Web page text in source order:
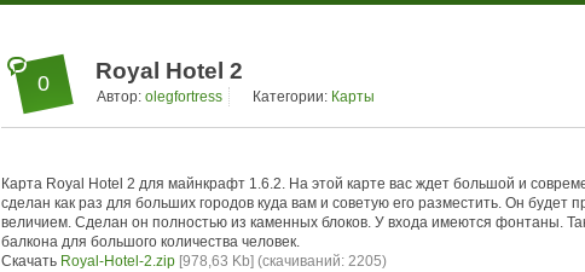
0 Royal Hotel 2
Автор: olegfortress Категории: Карты
Карта Royal Hotel 2 для майнкрафт 1.6.2. На этой карте вас ждет большой и
сделан как раз для больших городов куда вам и советую его разместить. Он будет
величием. Сделан он полностью из каменных блоков. У входа имеются фонтаны.
балкона для большого количества человек.
Скачать Royal-Hotel-2.zip [978,63 Kb] (cкачиваний: 2205)